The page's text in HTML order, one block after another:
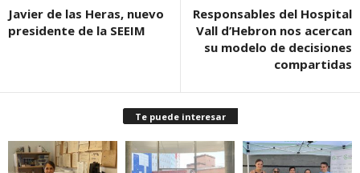
Javier de las Heras, nuevo
presidente de la SEEIM
Responsables del Hospital
Vall d’Hebron nos acercan
su modelo de decisiones
compartidas
Te puede interesar